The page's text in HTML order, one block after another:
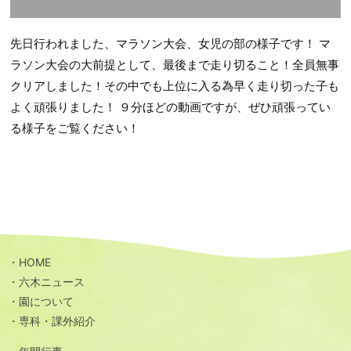
先日行われました、マラソン大会、女児の部の様子です！ マ
ラソン大会の大前提として、最後まで走り切ること！全員無事
クリアしました！その中でも上位に入る為早く走り切った子も
よく頑張りました！ ９分ほどの動画ですが、ぜひ頑張ってい
る様子をご覧ください！
HOME
六木ニュース
園について
専科・課外紹介